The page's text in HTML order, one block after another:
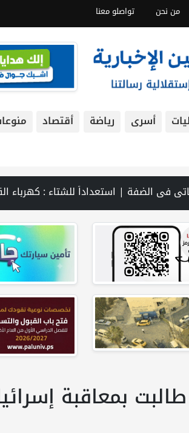
من نحن تواصلو معنا
أسرى رياضة أقتصاد
طالبت بمعاقبة